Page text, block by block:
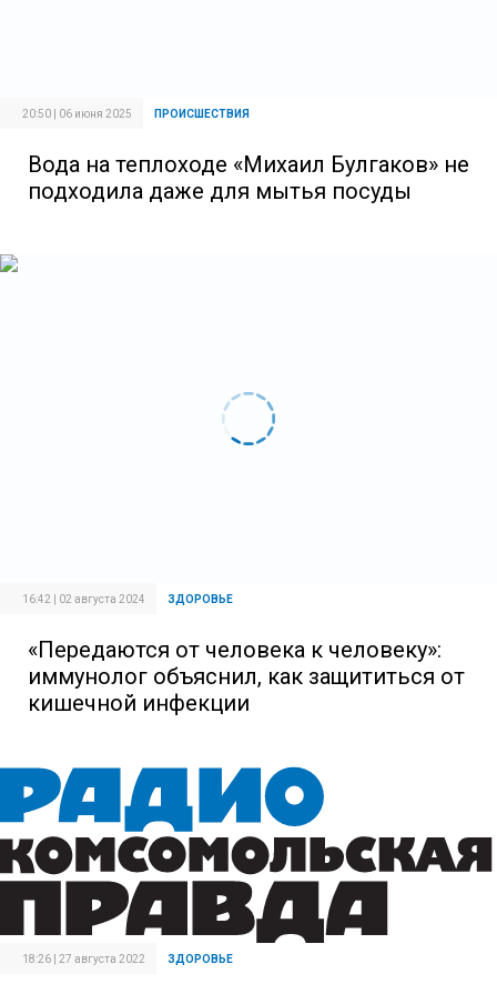
20:50 | 06 июня 2025 ПРОИСШЕСТВИЯ
Вода на теплоходе «Михаил Булгаков» не
подходила даже для мытья посуды
16:42 | 02 августа 2024 ЗДОРОВЬЕ
«Передаются от человека к человеку»:
иммунолог объяснил, как защититься от
кишечной инфекции
18:26 | 27 августа 2022 ЗДОРОВЬЕ